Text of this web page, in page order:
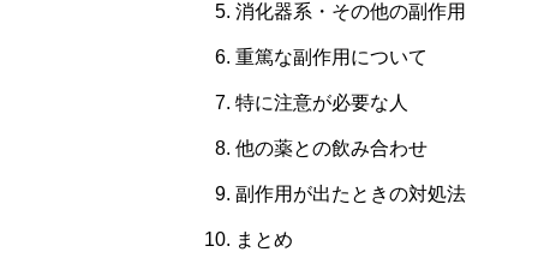
消化器系・その他の副作用
重篤な副作用について
特に注意が必要な人
他の薬との飲み合わせ
副作用が出たときの対処法
まとめ